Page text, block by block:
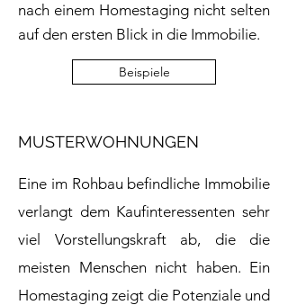
nach einem Homestaging nicht selten
auf den ersten Blick in die Immobilie.
Beispiele
MUSTERWOHNUNGEN
Eine im Rohbau befindliche Immobilie
verlangt dem Kaufinteressenten sehr
viel Vorstellungskraft ab, die die
meisten Menschen nicht haben. Ein
Homestaging zeigt die Potenziale und